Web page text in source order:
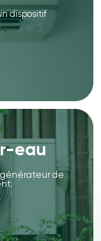
dispositif
eau
générateur de